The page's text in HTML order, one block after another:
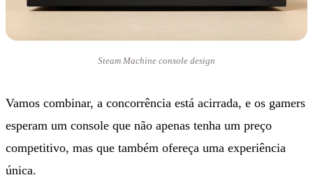
Steam Machine console design
Vamos combinar, a concorrência está acirrada, e os gamers
esperam um console que não apenas tenha um preço
competitivo, mas que também ofereça uma experiência
única.